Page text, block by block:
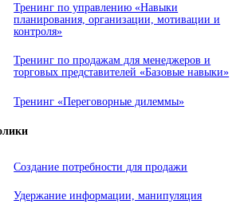
Тренинг по управлению «Навыки
планирования, организации, мотивации и
контроля»
Тренинг по продажам для менеджеров и
торговых представителей «Базовые навыки»
Тренинг «Переговорные дилеммы»
Создание потребности для продажи
Удержание информации, манипуляция